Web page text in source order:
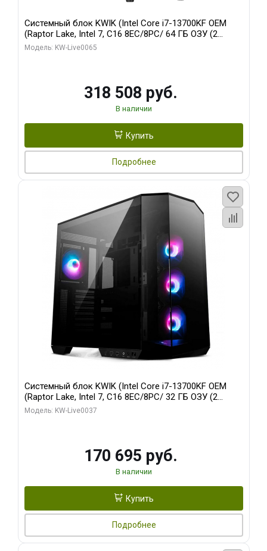
Системный блок KWIK (Intel Core i7-13700KF OEM
(Raptor Lake, Intel 7, C16 8EC/8PC/ 64 ГБ ОЗУ (2
модуля)/ ASUS RTX5080 PROART OC 16GB GDDR7
Модель: KW-Live0065
318 508 руб.
В наличии
Купить
Подробнее
Системный блок KWIK (Intel Core i7-13700KF OEM
(Raptor Lake, Intel 7, C16 8EC/8PC/ 32 ГБ ОЗУ (2
модуля)/ Gigabyte RTX5070 AERO OC 12GB GDDR7
Модель: KW-Live0037
170 695 руб.
В наличии
Купить
Подробнее